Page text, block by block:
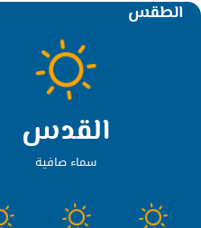
الطقس
القدس
سماء صافية